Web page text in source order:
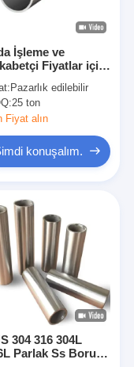
İşleme ve
Fiyatlar için
6mm 150mm'den
0.5mm
Duvar Kalınlığı
Pazarlık edilebilir
25 ton
Fiyat alın
konuşalım.
304 316 304L
Parlak Ss Borular